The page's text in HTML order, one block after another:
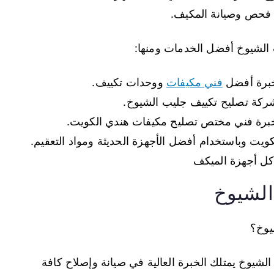
فحص وصيانة المكيف.
أفضل الخدمات ومنها:
أفضل فني مكيفات ووحدات تكييف.
تصليح تكييف جليب الشيوخ.
فني مختص تصليح مكيفات هندي الكويت.
وباستخدام أفضل الأجهزة الحديثة ومواد التعقيم.
أجهزة الميكف
يمتلك الخبرة العالية في صيانة وإصلاح كافة